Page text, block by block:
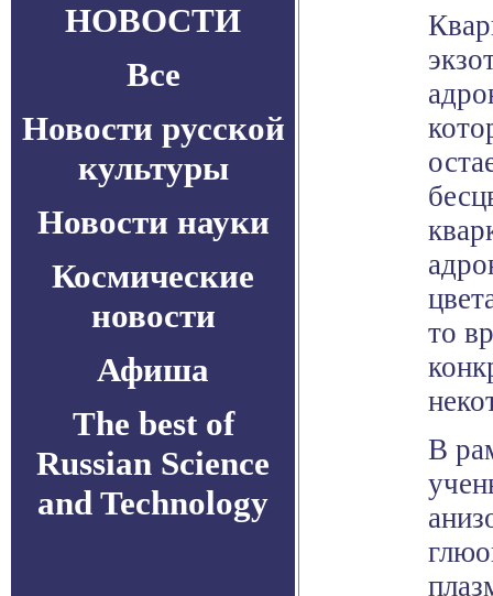
НОВОСТИ
Все
Новости русской
культуры
Новости науки
Космические
новости
Афиша
The best of
Russian Science
and Technology
то
В